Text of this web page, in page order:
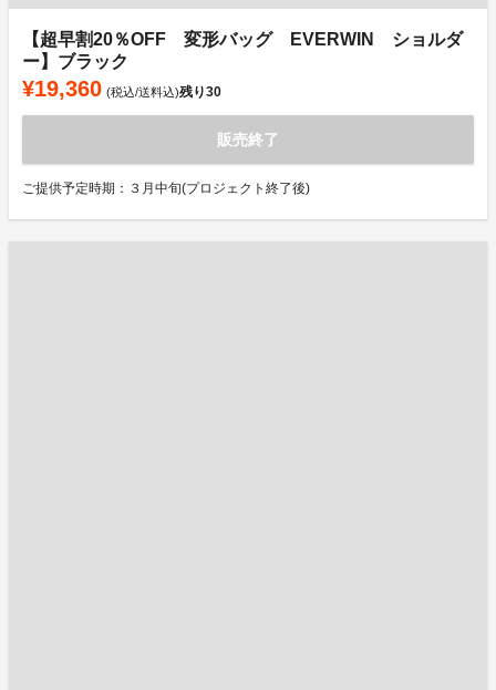
【超早割20％OFF 変形バッグ EVERWIN ショルダ
ー】ブラック
¥19,360 (税込/送料込)残り30
販売終了
ご提供予定時期：３月中旬(プロジェクト終了後)